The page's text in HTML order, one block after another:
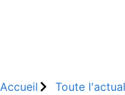
Accueil Toute